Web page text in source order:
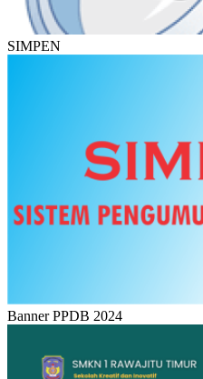
SIMPEN
Banner PPDB 2024